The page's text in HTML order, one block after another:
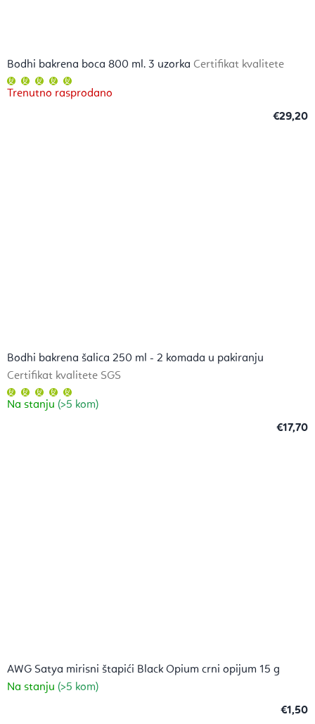
Bodhi bakrena boca 800 ml. 3 uzorka Certifikat kvalitete
ocjena
proizvoda
Trenutno rasprodano
€29,20
Bodhi bakrena šalica 250 ml - 2 komada u pakiranju
Certifikat kvalitete SGS
ocjena
proizvoda
Na stanju (>5 kom)
€17,70
AWG Satya mirisni štapići Black Opium crni opijum 15 g
Na stanju (>5 kom)
€1,50